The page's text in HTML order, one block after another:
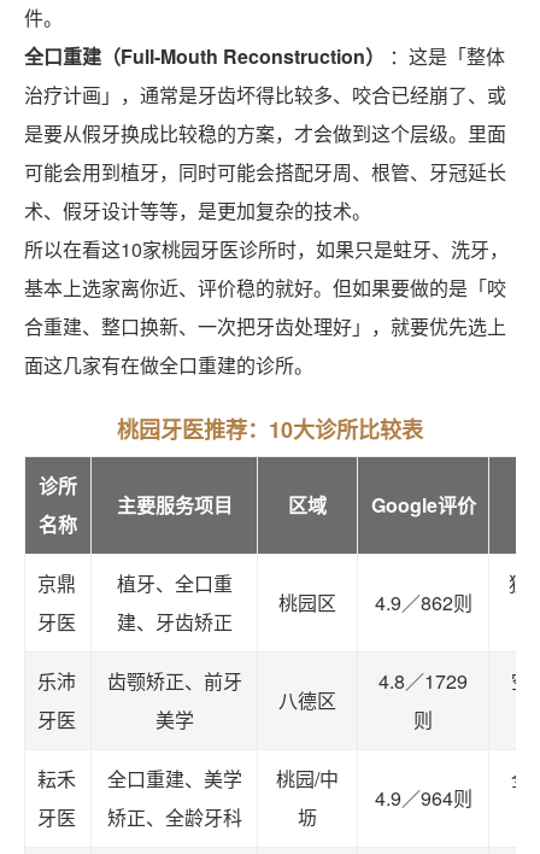
件。
全口重建（Full-Mouth Reconstruction）
：这是「整体
治疗计画」，通常是牙齿坏得比较多、咬合已经崩了、或
是要从假牙换成比较稳的方案，才会做到这个层级。里面
可能会用到植牙，同时可能会搭配牙周、根管、牙冠延长
术、假牙设计等等，是更加复杂的技术。
所以在看这10家桃园牙医诊所时，如果只是蛀牙、洗牙，
基本上选家离你近、评价稳的就好。但如果要做的是「咬
合重建、整口换新、一次把牙齿处理好」，就要优先选上
面这几家有在做全口重建的诊所。
桃园牙医推荐：10大诊所比较表
诊所
名称
主要服务项目 区域 Google评价
京鼎
牙医
植牙、全口重
建、牙齿矫正
桃园区 4.9／862则
独
乐沛
牙医
齿颚矫正、前牙
美学
八德区
4.8／1729
则
空
耘禾
牙医
全口重建、美学
矫正、全龄牙科
桃园/中
坜
4.9／964则
全